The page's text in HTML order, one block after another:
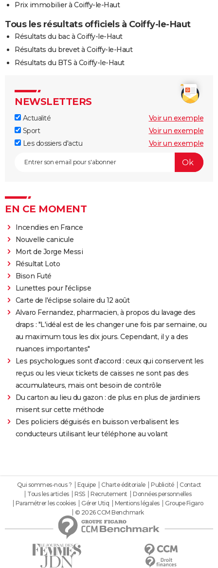
Prix immobilier à Coiffy-le-Haut
Tous les résultats officiels à Coiffy-le-Haut
Résultats du bac à Coiffy-le-Haut
Résultats du brevet à Coiffy-le-Haut
Résultats du BTS à Coiffy-le-Haut
NEWSLETTERS
Actualité
Voir un exemple
Sport
Voir un exemple
Les dossiers d'actu
Voir un exemple
EN CE MOMENT
Incendies en France
Nouvelle canicule
Mort de Jorge Messi
Résultat Loto
Bison Futé
Lunettes pour l'éclipse
Carte de l'éclipse solaire du 12 août
Alvaro Fernandez, pharmacien, à propos du lavage des
draps : "L'idéal est de les changer une fois par semaine, ou
au maximum tous les dix jours. Cependant, il y a des
nuances importantes"
Les psychologues sont d'accord : ceux qui conservent les
reçus ou les vieux tickets de caisses ne sont pas des
accumulateurs, mais ont besoin de contrôle
Du carton au lieu du gazon : de plus en plus de jardiniers
misent sur cette méthode
Des policiers déguisés en buisson verbalisent les
conducteurs utilisant leur téléphone au volant
Qui sommes-nous ? Equipe Charte éditoriale Publicité
Contact
Tous les articles
RSS Recrutement
Données personnelles
Paramétrer les cookies
Gérer Utiq Mentions légales
Groupe Figaro
© 2026 CCM Benchmark